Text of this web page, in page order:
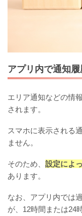
アプリ内で通知
エリア通知などの情報
されます。
スマホに表示される
ません。
そのため、 設定によ
あります。
なお、アプリ内では
が、12時間または24